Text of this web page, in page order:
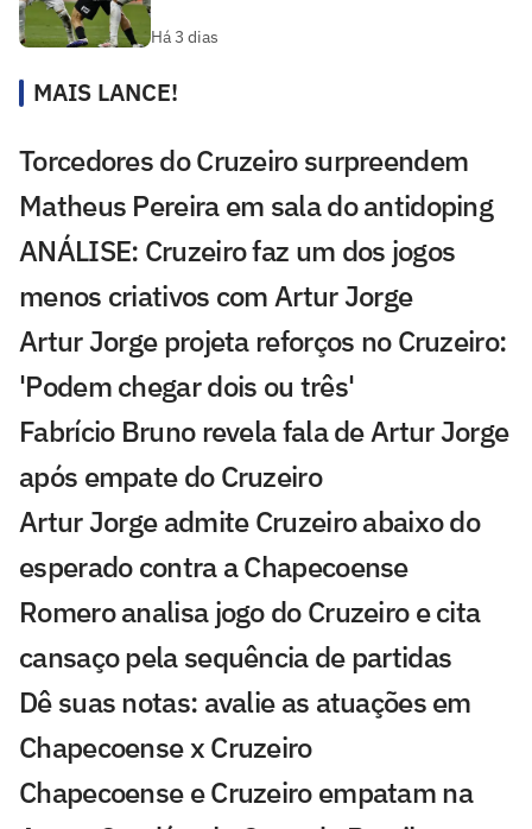
Há 3 dias
MAIS LANCE!
Torcedores do Cruzeiro surpreendem
Matheus Pereira em sala do antidoping
ANÁLISE: Cruzeiro faz um dos jogos
menos criativos com Artur Jorge
Artur Jorge projeta reforços no Cruzeiro:
'Podem chegar dois ou três'
Fabrício Bruno revela fala de Artur Jorge
após empate do Cruzeiro
Artur Jorge admite Cruzeiro abaixo do
esperado contra a Chapecoense
Romero analisa jogo do Cruzeiro e cita
cansaço pela sequência de partidas
Dê suas notas: avalie as atuações em
Chapecoense x Cruzeiro
Chapecoense e Cruzeiro empatam na